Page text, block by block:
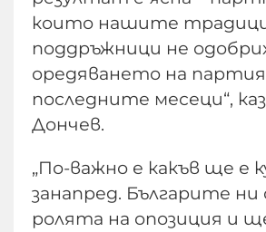
които нашите
поддръжници не
оредяването на
последните месеци“,
Дончев.
„По-важно е какъв ще е
занапред. Българите
ролята на опозиция и